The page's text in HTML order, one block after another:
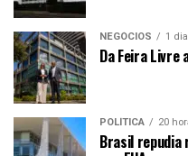
NEGÓCIOS 1
Da Feira Livre
POLÍTICA 20
Brasil repudia